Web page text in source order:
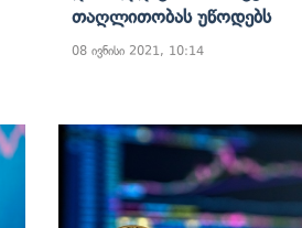
Თაღლითობას Უწოდებს
08 ივნისი 2021, 10:14